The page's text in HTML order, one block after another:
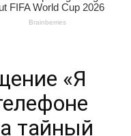
«Я
тайный